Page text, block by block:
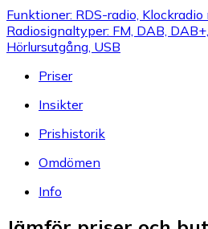
Funktioner: RDS-radio, Klockradio
Radiosignaltyper: FM, DAB,
Hörlursutgång, USB
Priser
Insikter
Prishistorik
Omdömen
Info